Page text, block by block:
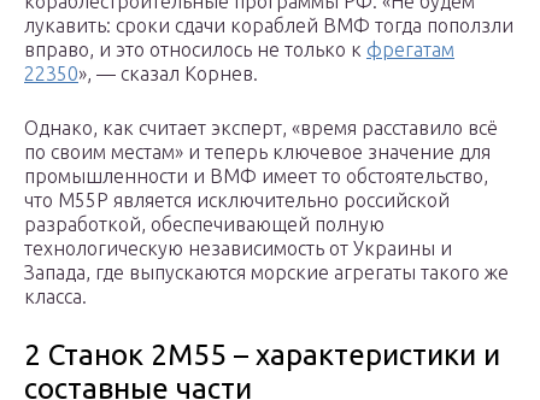
лукавить: сроки сдачи кораблей ВМФ тогда поползли
вправо, и это относилось не только к фрегатам
22350», — сказал Корнев.
Однако, как считает эксперт, «время расставило всё
по своим местам» и теперь ключевое значение для
промышленности и ВМФ имеет то обстоятельство,
что М55Р является исключительно российской
разработкой, обеспечивающей полную
технологическую независимость от Украины и
Запада, где выпускаются морские агрегаты такого же
класса.
2 Станок 2М55 – характеристики и
составные части